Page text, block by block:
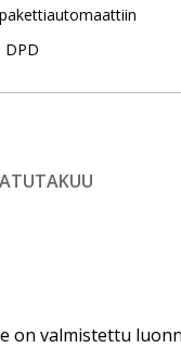
DPD
on valmistettu